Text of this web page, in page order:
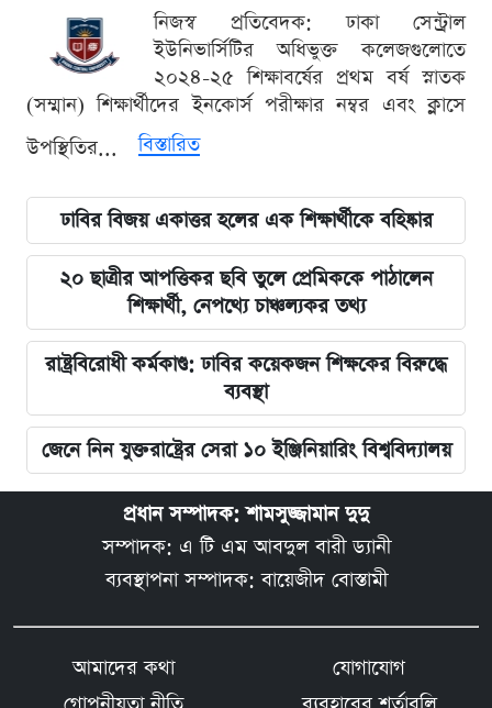
নিজস্ব প্রতিবেদক: ঢাকা সেন্ট্রাল
ইউনিভার্সিটির অধিভুক্ত কলেজগুলোতে
২০২৪-২৫ শিক্ষাবর্ষের প্রথম বর্ষ স্নাতক
(সম্মান) শিক্ষার্থীদের ইনকোর্স পরীক্ষার নম্বর এবং ক্লাসে
উপস্থিতির...
বিস্তারিত
ঢাবির বিজয় একাত্তর হলের এক শিক্ষার্থীকে বহিষ্কার
২০ ছাত্রীর আপত্তিকর ছবি তুলে প্রেমিককে পাঠালেন
শিক্ষার্থী, নেপথ্যে চাঞ্চল্যকর তথ্য
রাষ্ট্রবিরোধী কর্মকাণ্ড: ঢাবির কয়েকজন শিক্ষকের বিরুদ্ধে
ব্যবস্থা
জেনে নিন যুক্তরাষ্ট্রের সেরা ১০ ইঞ্জিনিয়ারিং বিশ্ববিদ্যালয়
প্রধান সম্পাদক: শামসুজ্জামান দুদু
সম্পাদক: এ টি এম আবদুল বারী ড্যানী
ব্যবস্থাপনা সম্পাদক: বায়েজীদ বোস্তামী
আমাদের কথা
যোগাযোগ